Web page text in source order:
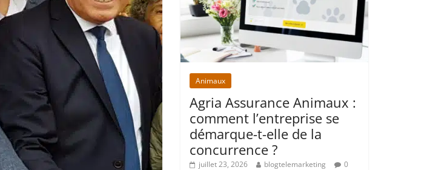
Animaux
Agria Assurance Animaux :
comment l’entreprise se
démarque-t-elle de la
concurrence ?
juillet 23, 2026 blogtelemarketing 0